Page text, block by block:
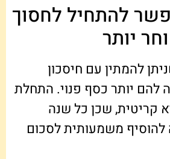
7: אפשר להתחיל לחסוך
יותר
להמתין עם חיסכון
להם יותר כסף פנוי. התחלת
קריטית, שכן כל שנה
משמעותית לסכום